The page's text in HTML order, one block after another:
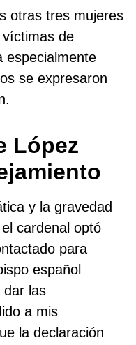
otras tres mujeres
de
especialmente
se expresaron
López
y la gravedad
cardenal optó
para
español
dar las
a mis
la declaración